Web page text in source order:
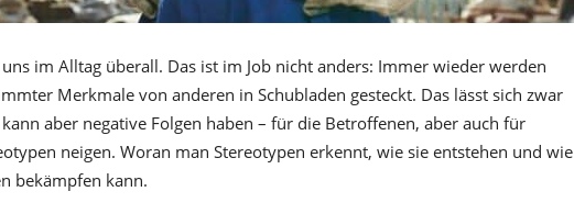
uns im Alltag überall. Das ist im Job nicht anders: Immer wieder werden
Merkmale von anderen in Schubladen gesteckt. Das lässt sich zwar
aber negative Folgen haben – für die Betroffenen, aber auch für
neigen. Woran man Stereotypen erkennt, wie sie entstehen und wie
bekämpfen kann.